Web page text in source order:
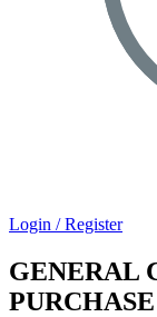
Login / Register
GENERAL
PURCHASE